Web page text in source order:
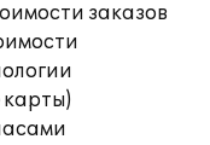
заказов